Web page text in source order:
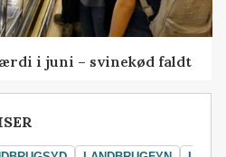
i juni – svinekød faldt